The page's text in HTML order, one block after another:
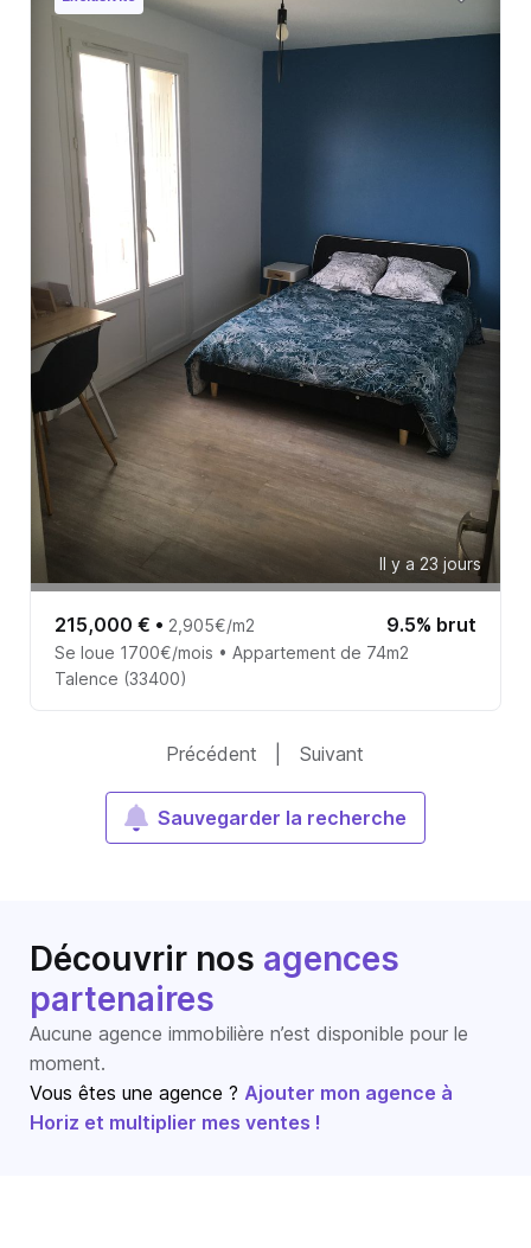
Il y a 23 jours
215,000 € • 2,905€/m2 9.5% brut
Se loue 1700€/mois • Appartement de 74m2
Talence (33400)
Précédent Suivant
Sauvegarder la recherche
Découvrir nos agences
partenaires
Aucune agence immobilière n’est disponible pour le
moment.
Vous êtes une agence ? Ajouter mon agence à
Horiz et multiplier mes ventes !